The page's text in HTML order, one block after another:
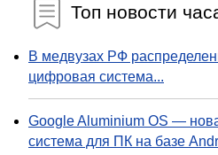
Топ новости
В медвузах РФ
цифровая система...
Google Aluminium OS —
система для ПК на базе